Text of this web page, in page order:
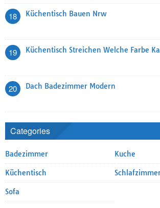
18 Küchentisch Bauen Nrw
19 Küchentisch Streichen Welche Farbe
20 Dach Badezimmer Modern
Categories
Badezimmer Kuche
Küchentisch
Sofa